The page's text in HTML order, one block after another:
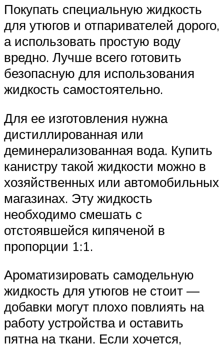
Покупать специальную жидкость
для утюгов и отпаривателей дорого,
а использовать простую воду
вредно. Лучше всего готовить
безопасную для использования
жидкость самостоятельно.
Для ее изготовления нужна
дистиллированная или
деминерализованная вода. Купить
канистру такой жидкости можно в
хозяйственных или автомобильных
магазинах. Эту жидкость
необходимо смешать с
отстоявшейся кипяченой в
пропорции 1:1.
Ароматизировать самодельную
жидкость для утюгов не стоит —
добавки могут плохо повлиять на
работу устройства и оставить
пятна на ткани. Если хочется,